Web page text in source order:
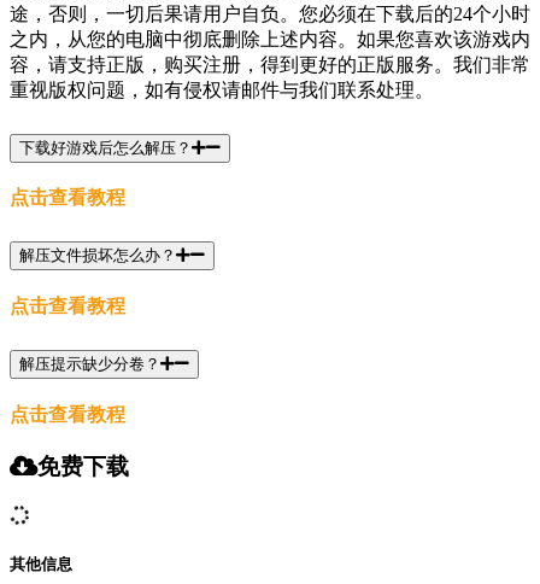
途，否则，一切后果请用户自负。您必须在下载后的24个小时
之内，从您的电脑中彻底删除上述内容。如果您喜欢该游戏内
容，请支持正版，购买注册，得到更好的正版服务。我们非常
重视版权问题，如有侵权请邮件与我们联系处理。
下载好游戏后怎么解压？
点击查看教程
解压文件损坏怎么办？
点击查看教程
解压提示缺少分卷？
点击查看教程
免费下载
其他信息